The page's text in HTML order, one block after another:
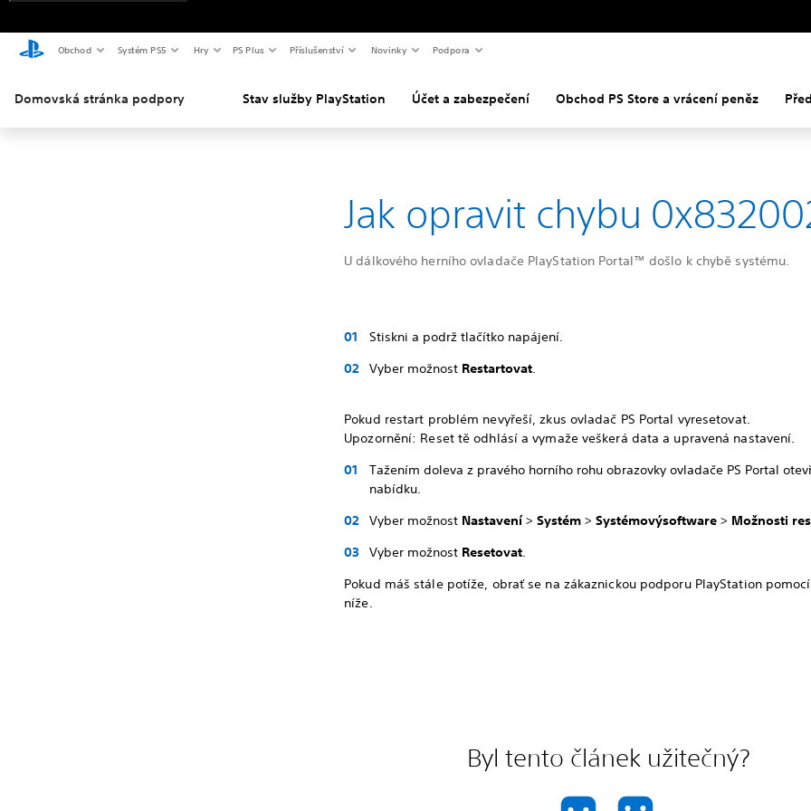
Obchod Systém PS5 Hry PS Plus Příslušenství Novinky Podpora
Domovská stránka podpory Stav služby PlayStation Účet a zabezpečení Obchod PS Store a vrácení peněz
Jak opravit chybu
U dálkového herního ovladače PlayStation Portal™ došlo k chybě systému.
Stiskni a podrž tlačítko napájení.
Vyber možnost Restartovat.
Pokud restart problém nevyřeší, zkus ovladač PS Portal vyresetovat.
Upozornění: Reset tě odhlásí a vymaže veškerá data a upravená nastavení.
Tažením doleva z pravého horního rohu obrazovky ovladače PS Portal
nabídku.
Vyber možnost Nastavení>Systém >Systémovýsoftware > Možnosti
Vyber možnost Resetovat.
Pokud máš stále potíže, obrať se na zákaznickou podporu PlayStation
níže.
Byl tento článek užitečný?